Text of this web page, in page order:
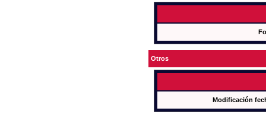
Otros
Modificación